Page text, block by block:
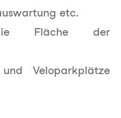
etc.
Fläche der
Veloparkplätze